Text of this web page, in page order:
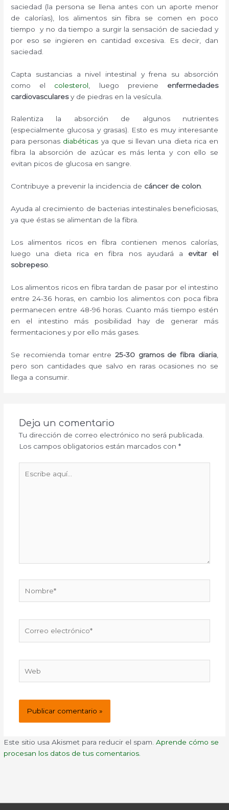
saciedad (la persona se llena antes con un aporte menor
de calorías), los alimentos sin fibra se comen en poco
tiempo y no da tiempo a surgir la sensación de saciedad y
por eso se ingieren en cantidad excesiva. Es decir, dan
saciedad.
Capta sustancias a nivel intestinal y frena su absorción
como el colesterol , luego previene enfermedades
cardiovascularesy de piedras en la vesícula.
Ralentiza la absorción de algunos nutrientes
(especialmente glucosa y grasas). Esto es muy interesante
para personas diabéticas ya que si llevan una dieta rica en
fibra la absorción de azúcar es más lenta y con ello se
evitan picos de glucosa en sangre.
Contribuye a prevenir la incidencia de cáncer de colon.
Ayuda al crecimiento de bacterias intestinales beneficiosas,
ya que éstas se alimentan de la fibra.
Los alimentos ricos en fibra contienen menos calorías,
luego una dieta rica en fibra nos ayudará a evitar el
sobrepeso
Los alimentos ricos en fibra tardan de pasar por el intestino
entre 24-36 horas, en cambio los alimentos con poca fibra
permanecen entre 48-96 horas. Cuanto más tiempo estén
en el intestino más posibilidad hay de generar más
fermentaciones y por ello más gases.
Se recomienda tomar entre 25-30 gramos de fibra diaria,
pero son cantidades que salvo en raras ocasiones no se
llega a consumir.
Deja un comentario
Tu dirección de correo electrónico no será publicada.
Los campos obligatorios están marcados con *
aquí...
electrónico*
Este sitio usa Akismet para reducir el spam.Aprende cómo se
procesan los datos de tus comentarios.